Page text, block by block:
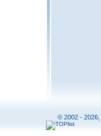
© 2002 - 2026,